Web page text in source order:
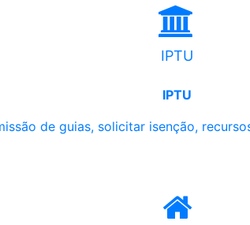
IPTU
IPTU
de guias, solicitar isenção,